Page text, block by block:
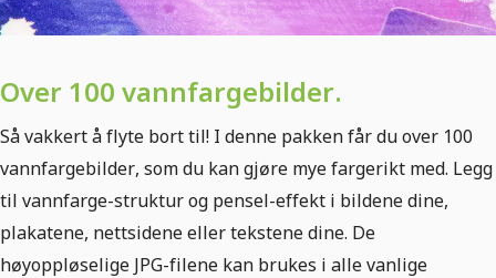
Over 100 vannfargebilder.
Så vakkert å flyte bort til! I denne pakken får du over 100
vannfargebilder, som du kan gjøre mye fargerikt med. Legg
til vannfarge-struktur og pensel-effekt i bildene dine,
plakatene, nettsidene eller tekstene dine. De
høyoppløselige JPG-filene kan brukes i alle vanlige